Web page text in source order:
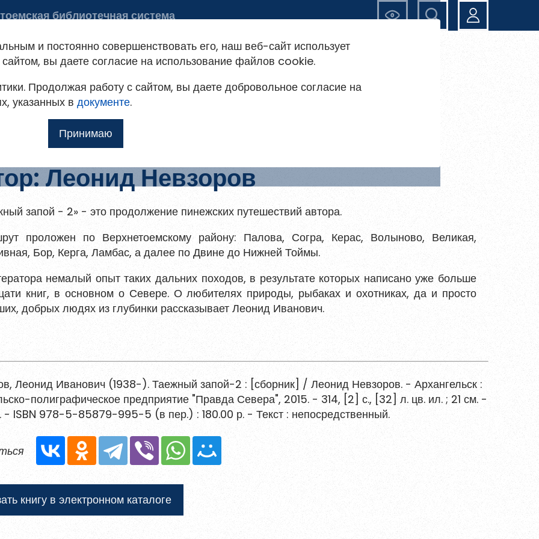
библиотечная система
Ещё
– 2
Леонид Невзоров
запой - 2» - это продолжение пинежских путешествий автора.
проложен по Верхнетоемскому району: Палова, Согра, Керас, Волыново, Великая,
Бор, Керга, Ламбас, а далее по Двине до Нижней Тоймы.
немалый опыт таких дальних походов, в результате которых написано уже больше
книг, в основном о Севере. О любителях природы, рыбаках и охотниках, да и просто
добрых людях из глубинки рассказывает Леонид Иванович.
Леонид Иванович (1938-). Таежный запой-2 : [сборник] / Леонид Невзоров. - Архангельск :
полиграфическое предприятие "Правда Севера", 2015. - 314, [2] с., [32] л. цв. ил. ; 21 см. -
- ISBN 978-5-85879-995-5 (в пер.) : 180.00 р. - Текст : непосредственный.
книгу в электронном каталоге
и постоянно совершенствовать его, наш веб-сайт использует
вы даете согласие на использование файлов cookie.
Продолжая работу с сайтом, вы даете добровольное согласие на
указанных в документе.
Принимаю
на портале
доступ к методическим рекомендациям,
и другим полнотекстовым документам, а
содержать хотя бы одну строчную букву, одну
символ.
Обновить
данных
материалов, размещённых на портале.